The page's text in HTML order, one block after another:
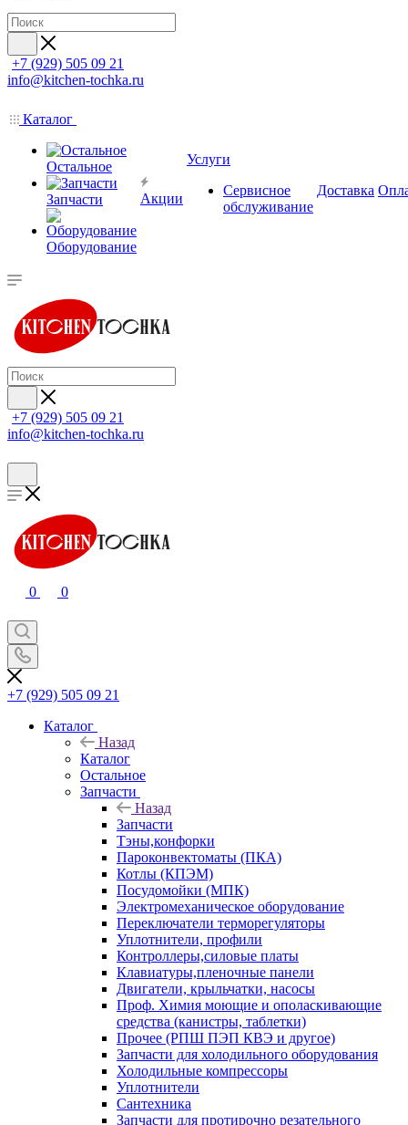
+7 (929) 505 09 21
info@kitchen-tochka.ru
Каталог
Остальное
Запчасти
Оборудование
Акции
Услуги
Сервисное
обслуживание
Доставка
+7 (929) 505 09 21
info@kitchen-tochka.ru
0 0
+7 (929) 505 09 21
Каталог
Назад
Каталог
Остальное
Запчасти
Назад
Запчасти
Тэны,конфорки
Пароконвектоматы (ПКА)
Котлы (КПЭМ)
Посудомойки (МПК)
Электромеханическое оборудование
Переключатели терморегуляторы
Уплотнители, профили
Контроллеры,силовые платы
Клавиатуры,пленочные панели
Двигатели, крыльчатки, насосы
Проф. Химия моющие и ополаскивающие
средства (канистры, таблетки)
Прочее (РПШ ПЭП КВЭ и другое)
Запчасти для холодильного оборудования
Холодильные компрессоры
Уплотнители
Сантехника
Запчасти для протирочно резательного